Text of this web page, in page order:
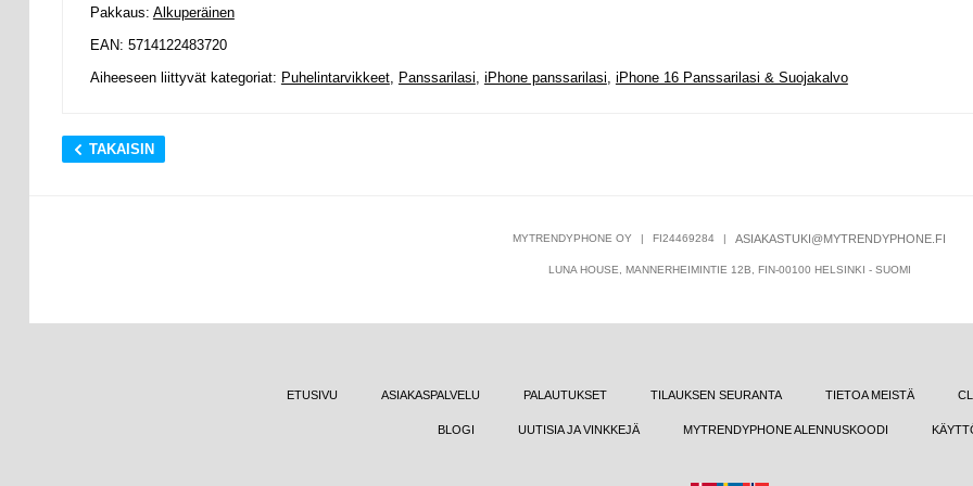
Pakkaus: Alkuperäinen
EAN: 5714122483720
Aiheeseen liittyvät kategoriat: Puhelintarvikkeet, Panssarilasi, iPhone panssarilasi, iPhone 16 Panssarilasi & Suojakalvo
TAKAISIN
MYTRENDYPHONE OY | FI24469284 | ASIAKASTUKI@MYTRENDYPHONE.FI
LUNA HOUSE, MANNERHEIMINTIE 12B, FIN-00100 HELSINKI - SUOMI
ETUSIVU ASIAKASPALVELU PALAUTUKSET TILAUKSEN SEURANTA TIETOA MEISTÄ
BLOGI UUTISIA JA VINKKEJÄ MYTRENDYPHONE ALENNUSKOODI